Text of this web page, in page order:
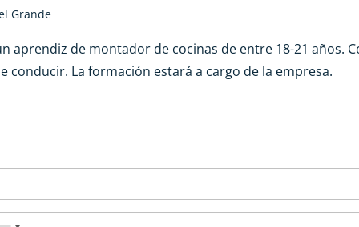
Grande
aprendiz de montador de cocinas de entre 18-21 años.
conducir. La formación estará a cargo de la empresa.